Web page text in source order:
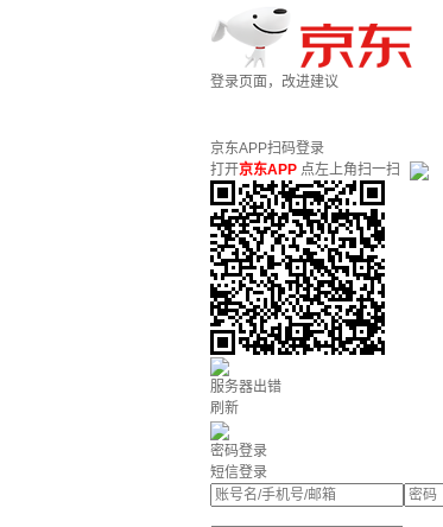
登录页面，改进建议
京东APP扫码登录
打开京东APP 点左上角扫一扫
服务器出错
刷新
密码登录
短信登录